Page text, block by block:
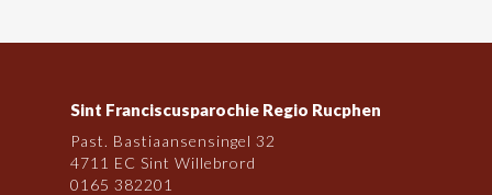
Sint Franciscusparochie Regio Rucphen
Past. Bastiaansensingel 32
4711 EC Sint Willebrord
0165 382201